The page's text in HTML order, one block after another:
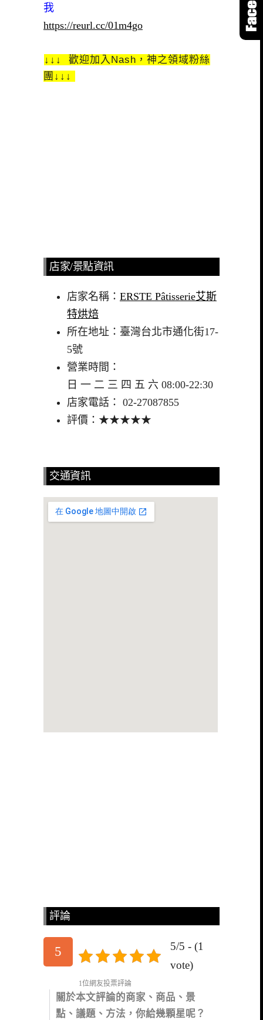
我
https://reurl.cc/01m4go
↓↓↓ 歡迎加入Nash，神之領域粉絲
團↓↓↓
店家/景點資訊
店家名稱： ERSTE Pâtisserie艾斯
特烘焙
所在地址：臺灣台北市通化街17-
5號
營業時間：
日 一 二 三 四 五 六 08:00-22:30
店家電話： 02-27087855
評價：★★★★★
交通資訊
評論
5
5/5 - (1
vote)
1位網友投票評論
關於本文評論的商家、商品、景
點、議題、方法，你給幾顆星呢？